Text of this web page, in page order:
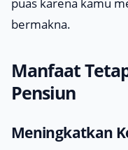
bermakna.
Manfaat
Pensiun
Meningkatkan